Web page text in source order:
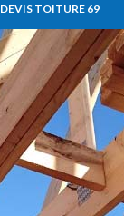
DEVIS TOITURE 69